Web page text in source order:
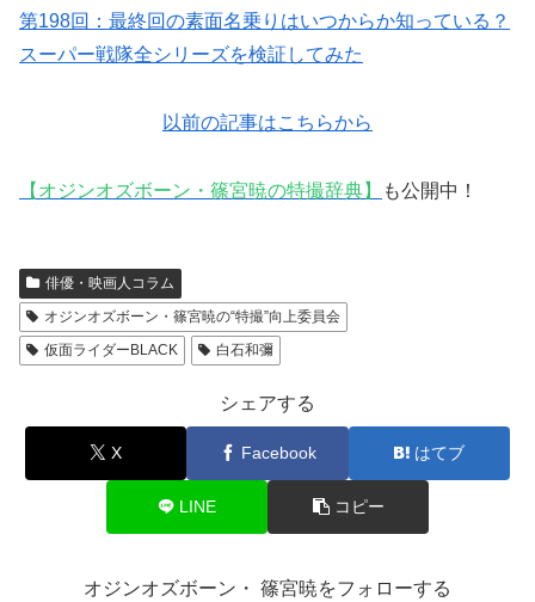
第198回：最終回の素面名乗りはいつからか知っている？
スーパー戦隊全シリーズを検証してみた
以前の記事はこちらから
【オジンオズボーン・篠宮暁の特撮辞典】 も公開中！
俳優・映画人コラム
オジンオズボーン・篠宮暁の“特撮”向上委員会
仮面ライダーBLACK
白石和彌
シェアする
X Facebook はてブ
LINE コピー
オジンオズボーン・ 篠宮暁をフォローする